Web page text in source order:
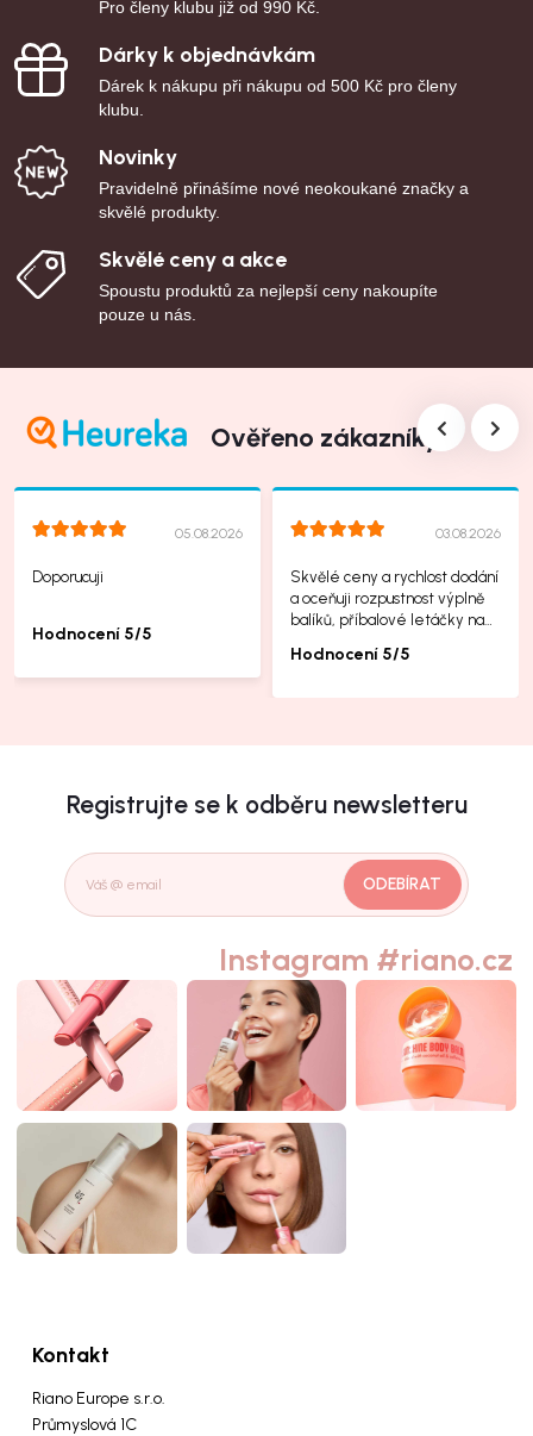
Pro členy klubu již od 990 Kč.
Dárky k objednávkám
Dárek k nákupu při nákupu od 500 Kč pro členy
klubu.
Novinky
Pravidelně přinášíme nové neokoukané značky a
skvělé produkty.
Skvělé ceny a akce
Spoustu produktů za nejlepší ceny nakoupíte
pouze u nás.
Ověřeno zákazníky
05.08.2026
Doporucuji
Hodnocení 5/5
03.08.2026
Skvělé ceny a rychlost dodání
a oceňuji rozpustnost výplně
balíků, příbalové letáčky na
Hodnocení 5/5
Registrujte se k odběru newsletteru
ODEBÍRAT
Instagram #riano.cz
Kontakt
Riano Europe s.r.o.
Průmyslová 1C